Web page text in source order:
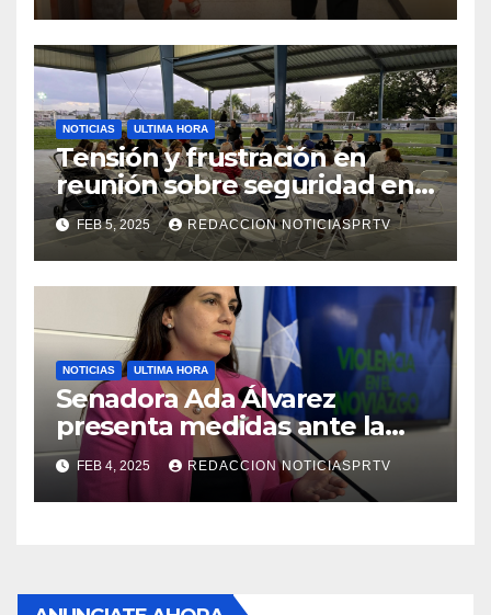
NOTICIAS ULTIMA HORA
Tensión y frustración en
reunión sobre seguridad en
Reparto Metropolitano
FEB 5, 2025 REDACCION NOTICIASPRTV
NOTICIAS ULTIMA HORA
Senadora Ada Álvarez
presenta medidas ante la
violencia en el noviazgo
FEB 4, 2025 REDACCION NOTICIASPRTV